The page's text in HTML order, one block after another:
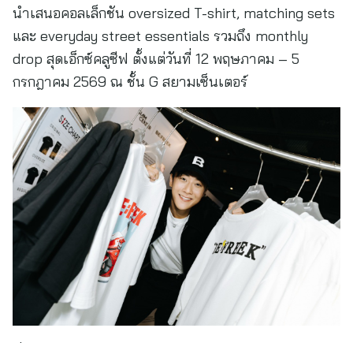
นำเสนอคอลเล็กชัน oversized T-shirt, matching sets
และ everyday street essentials รวมถึง monthly
drop สุดเอ็กซ์คลูซีฟ ตั้งแต่วันที่ 12 พฤษภาคม – 5
กรกฎาคม 2569 ณ ชั้น G สยามเซ็นเตอร์